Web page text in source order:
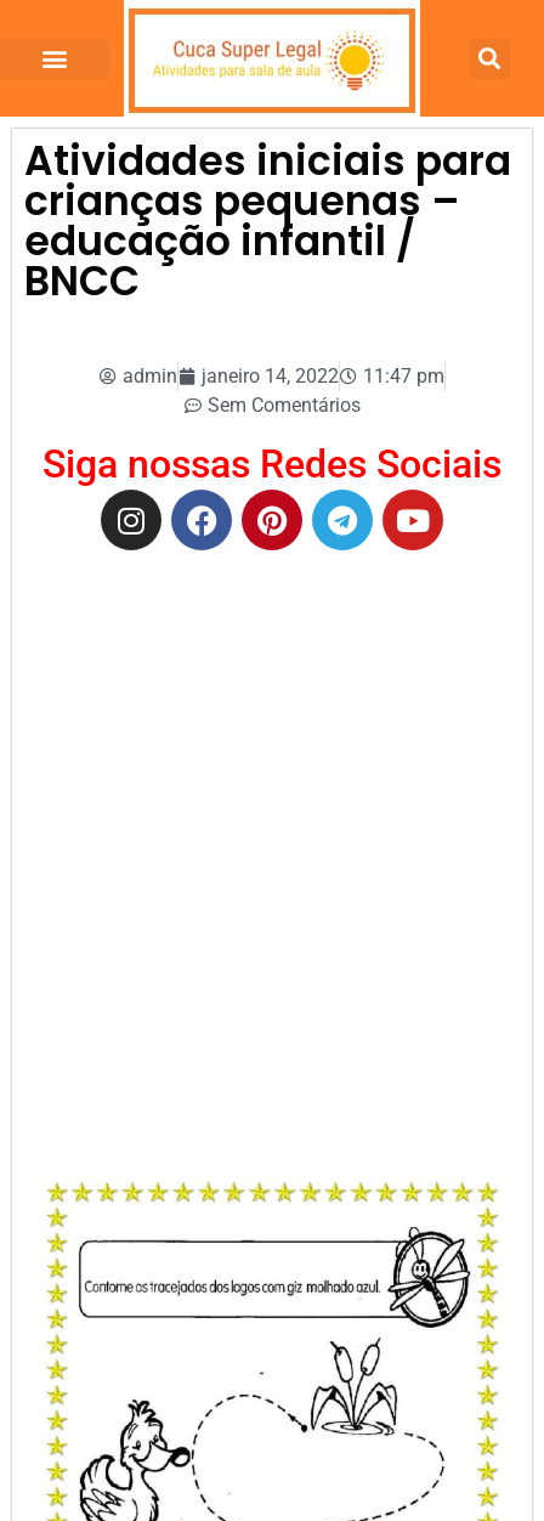
Atividades iniciais para
crianças pequenas –
educação infantil /
BNCC
admin janeiro 14, 2022
11:47 pm
Sem Comentários
Siga nossas Redes Sociais